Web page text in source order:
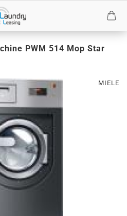
PWM 514 Mop Star
MIELE